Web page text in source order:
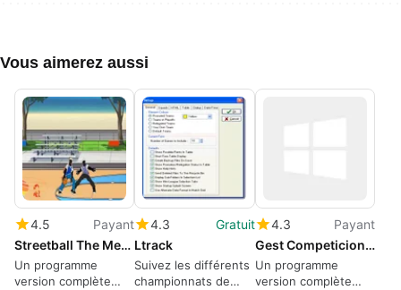
Vous aimerez aussi
4.5
Payant
Streetball The Mecca
Un programme
version complète
4.3
Gratuit
Ltrack
Suivez les différents
championnats de
4.3
Payant
Gest Competiciones Deportivas
Un programme
version complète